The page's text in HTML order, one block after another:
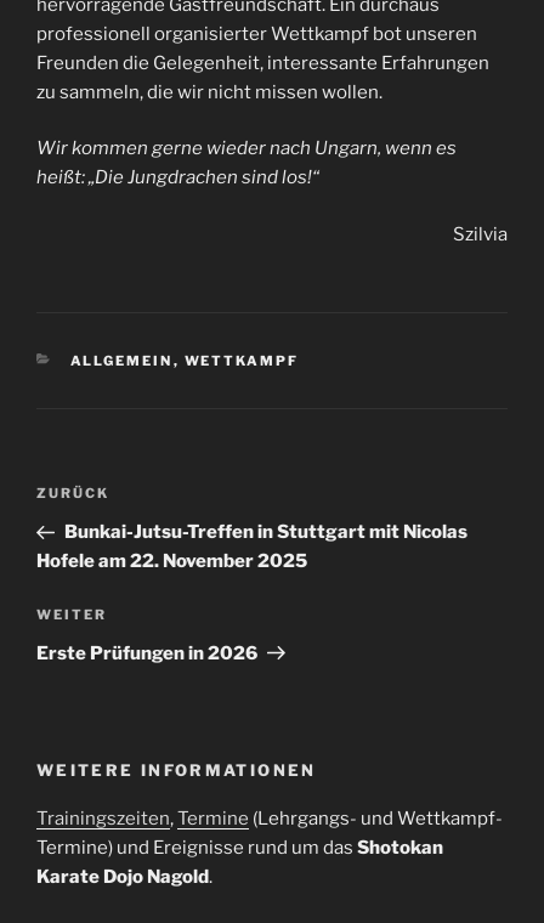
hervorragende Gastfreundschaft. Ein durchaus
professionell organisierter Wettkampf bot unseren
Freunden die Gelegenheit, interessante Erfahrungen
zu sammeln, die wir nicht missen wollen.
Wir kommen gerne wieder nach Ungarn, wenn es
heißt: „Die Jungdrachen sind los!“
Szilvia
KATEGORIEN
ALLGEMEIN , WETTKAMPF
Beitragsnavigation
Vorheriger
Beitrag
ZURÜCK
Bunkai-Jutsu-Treffen in Stuttgart mit Nicolas
Hofele am 22. November 2025
Nächster
Beitrag
WEITER
Erste Prüfungen in 2026
WEITERE INFORMATIONEN
Trainingszeiten,Termine (Lehrgangs- und Wettkampf-
Termine) und Ereignisse rund um das Shotokan
Karate Dojo Nagold.